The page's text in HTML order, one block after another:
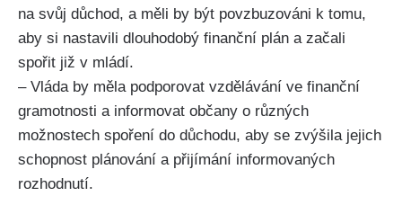
na svůj důchod, a měli by být povzbuzováni k tomu,
aby si nastavili dlouhodobý finanční plán a začali
spořit již v mládí.
– Vláda by měla podporovat vzdělávání ve finanční
gramotnosti a informovat občany o různých
možnostech spoření do důchodu, aby se zvýšila jejich
schopnost plánování a přijímání informovaných
rozhodnutí.